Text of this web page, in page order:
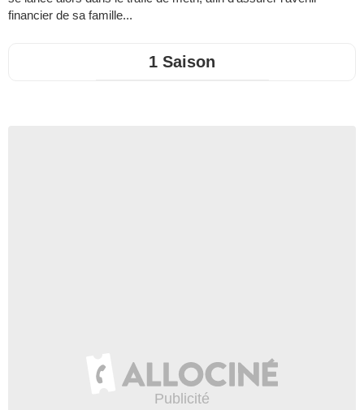
financier de sa famille...
1 Saison